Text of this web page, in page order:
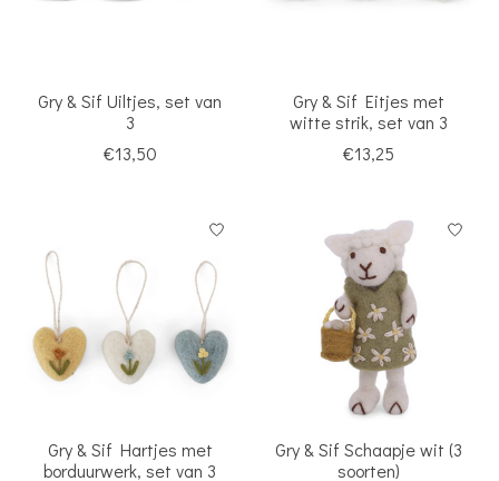
Gry & Sif Uiltjes, set van
3
€13,50
Gry & Sif Eitjes met
witte strik, set van 3
€13,25
Gry & Sif Hartjes met
borduurwerk, set van 3
Gry & Sif Schaapje wit (3
soorten)